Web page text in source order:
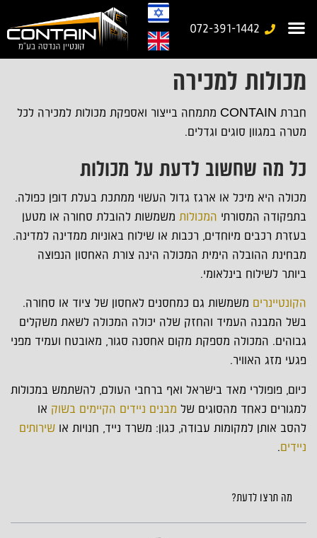
072-391-1442
מכולות למכירה
חברת CONTAIN מתמחה בייצור ואספקת מכולות למכירה לכל
מטרה במגוון סוגים וגדלים.
כל מה שחשוב לדעת על מכולות
מכולה היא מיכל או ארגז גדול העשוי ממתכת בעלת דופן כפולה.
בתפקודה המסורתי המכולות משמשות להובלת סחורה או מטען
בעזרת רכבים מיוחדים, רכבות או שילוח באוניות ממדינה למדינה.
מבחינת ההובלה הימית המכולה הינה צורת האחסון הנפוצה
ביותר לשילוח בינלאומי.
הקונטיינרים משמשות גם כמחסנים לאחסון של ציוד או סחורה.
בשל המבנה העמיד והחזק שלה יכולה המכולה לשאת משקלים
גבוהים. המכולה מספקת מקום אחסנה סגור, מאובטח ועמיד מפני
פגעי מזג האוויר.
כיום, פופולרי מאד בישראל ואף ברחבי העולם, להשתמש במכולות
למגורים כאחד מהסוגים של מבנים ניידים הקיימים בשוק או
להסב אותן למקומות עבודה, כגון: משרד נייד, חנויות או שירותים
ניידים.
מה תרצו לדעת?